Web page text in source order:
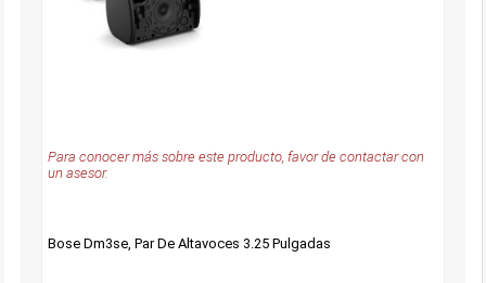
Para conocer más sobre este producto, favor de contactar con
un asesor.
Bose Dm3se, Par De Altavoces 3.25 Pulgadas